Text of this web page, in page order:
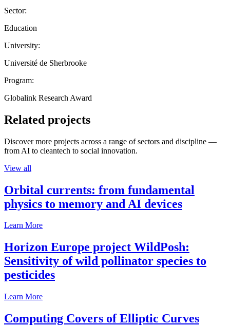
Sector:
Education
University:
Université de Sherbrooke
Program:
Globalink Research Award
Related projects
Discover more projects across a range of sectors and discipline —
from AI to cleantech to social innovation.
View all
Orbital currents: from fundamental
physics to memory and AI devices
Learn More
Horizon Europe project WildPosh:
Sensitivity of wild pollinator species to
pesticides
Learn More
Computing Covers of Elliptic Curves